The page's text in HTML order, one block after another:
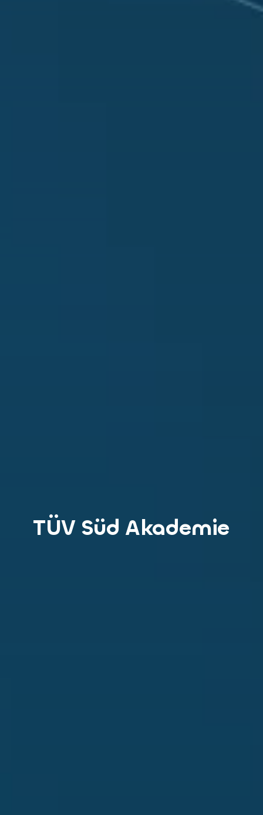
TÜV Süd Akademie